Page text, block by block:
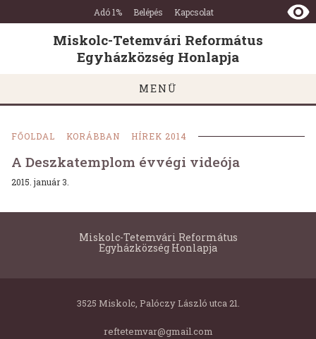
Miskolc-
Tetemvári
Református
Egyházközség
Honlapja
Ugrás a tartalomra
Ugrás a láblécre
Adó 1% Belépés Kapcsolat
Miskolc-Tetemvári Református
Egyházközség Honlapja
MENÜ
FŐOLDAL KORÁBBAN HÍREK 2014
A Deszkatemplom évvégi videója
2015. január 3.
Miskolc-Tetemvári Református
Egyházközség Honlapja
3525 Miskolc, Palóczy László utca 21.
reftetemvar@gmail.com